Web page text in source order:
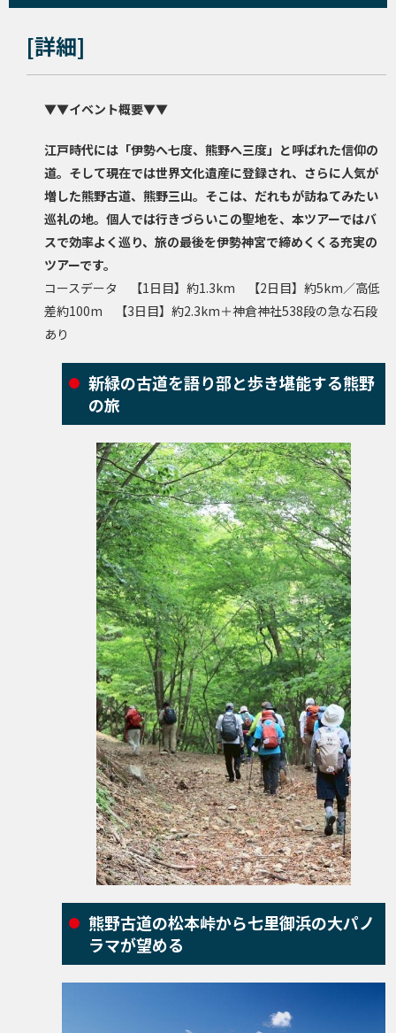
[詳細]
▼▼イベント概要▼▼
江戸時代には「伊勢へ七度、熊野へ三度」と呼ばれた信仰の
道。そして現在では世界文化遺産に登録され、さらに人気が
増した熊野古道、熊野三山。そこは、だれもが訪ねてみたい
巡礼の地。個人では行きづらいこの聖地を、本ツアーではバ
スで効率よく巡り、旅の最後を伊勢神宮で締めくくる充実の
ツアーです。
コースデータ 【1日目】約1.3km 【2日目】約5km／高低
差約100m 【3日目】約2.3km＋神倉神社538段の急な石段
あり
新緑の古道を語り部と歩き堪能する熊野
の旅
熊野古道の松本峠から七里御浜の大パノ
ラマが望める